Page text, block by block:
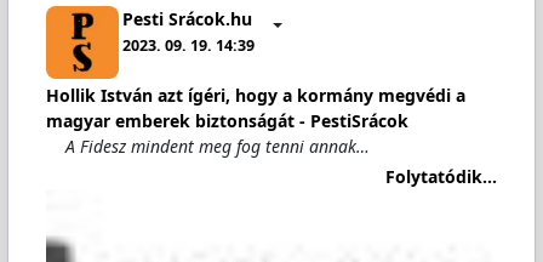
Pesti Srácok.hu
2023. 09. 19. 14:39
Hollik István azt ígéri, hogy a kormány megvédi a
magyar emberek biztonságát - PestiSrácok
A Fidesz mindent meg fog tenni annak…
Folytatódik...